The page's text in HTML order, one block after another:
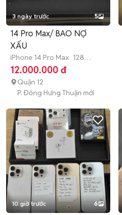
3 ngày trước 5
14 Pro Max/ BAO NỢ
XẤU
iPhone 14 Pro Max 128
GB Hết bảo hành
12.000.000 đ
Quận 12
P. Đông Hưng Thuận mới
10 giờ trước 6